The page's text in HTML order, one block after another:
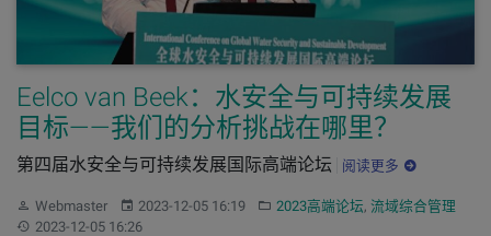
Eelco van Beek：水安全与可持续发展
目标——我们的分析挑战在哪里？
第四届水安全与可持续发展国际高端论坛 阅读更多
作者：
Webmaster 发布：2023-12-05 16:19 分类：
2023高端论坛, 流域综合管理
更新：2023-12-05 16:26